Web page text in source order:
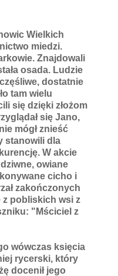
Wielkich
miedzi.
Znajdowali
osada. Ludzie
dostatnie
tam wielu
się dzięki złożom
się Jano,
mógł znieść
stanowili dla
W akcie
owiane
cicho i
zakończonych
pobliskich wsi z
"Mściciel z
wówczas księcia
rycerski, który
docenił jego